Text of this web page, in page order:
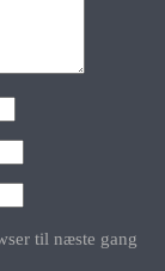
til næste gang